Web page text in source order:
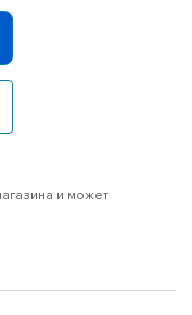
и может